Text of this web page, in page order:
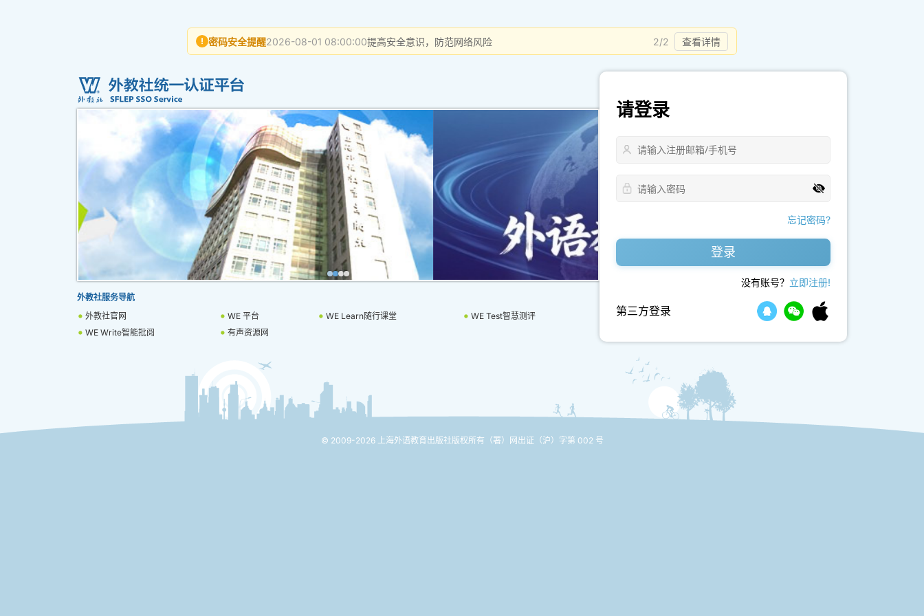
! 密码安全提醒2026-08-01 08:00:00提高安全意识，防范网络风险 2/2 查看详情
外教社服务导航
外教社官网
WE 平台 WE Learn随行课堂
WE Test智慧测评
WE Write智能批阅
有声资源网
请登录
忘记密码?
登录
没有账号？ 立即注册!
第三方登录
© 2009-2026 上海外语教育出版社版权所有 （署）网出证（沪）字第 002 号